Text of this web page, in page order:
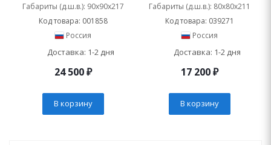
Габариты (д.ш.в.): 90x90x217
Код товара: 001858
Россия
Доставка: 1-2 дня
24 500₽
В корзину
Габариты (д.ш.в.): 80x80x211
Код товара: 039271
Россия
Доставка: 1-2 дня
17 200₽
В корзину